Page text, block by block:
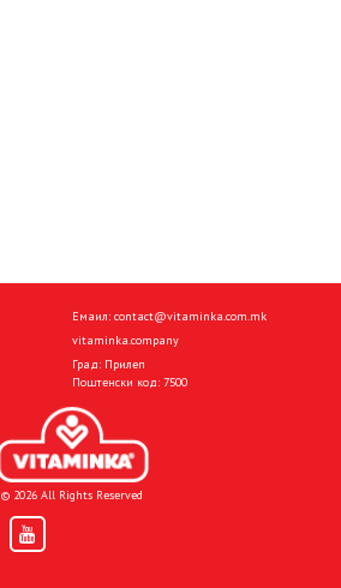
Емаил: contact@vitaminka.com.mk
vitaminka.company
Град: Прилеп
Поштенски код: 7500
© 2026 All Rights Reserved